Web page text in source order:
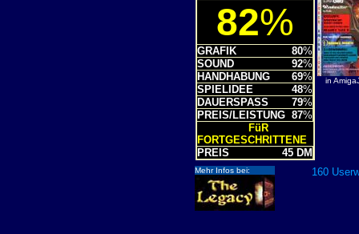
82%
GRAFIK 80%
SOUND
92%
HANDHABUNG
69%
SPIELIDEE
48%
DAUERSPASS
79%
PREIS/LEISTUNG87%
FüR
FORTGESCHRITTENE
PREIS
45 DM
in
Mehr Infos bei: 160